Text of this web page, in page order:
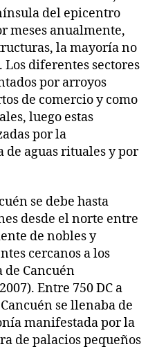
del epicentro
meses anualmente,
la mayoría no
diferentes sectores
por arroyos
de comercio y como
luego estas
por la
aguas rituales y por
se debe hasta
desde el norte entre
de nobles y
cercanos a los
Cancuén
Entre 750 DC a
se llenaba de
manifestada por la
de palacios pequeños